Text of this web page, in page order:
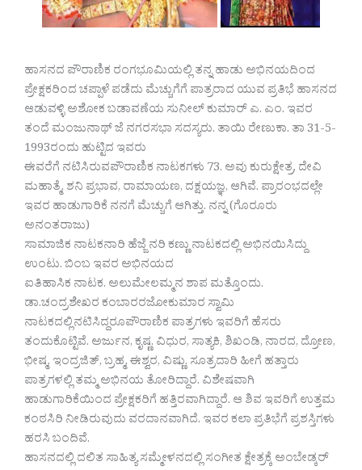
ಹಾಸನದ ಪೌರಾಣಿಕ ರಂಗಭೂಮಿಯಲ್ಲಿ ತನ್ನ ಹಾಡು ಅಭಿನಯದಿಂದ
ಪ್ರೇಕ್ಷಕರಿಂದ ಚಪ್ಪಾಳೆ ಪಡೆದು ಮೆಚ್ಚುಗೆಗೆ ಪಾತ್ರರಾದ ಯುವ ಪ್ರತಿಭೆ ಹಾಸನದ
ಆಡುವಳ್ಳಿ ಅಶೋಕ ಬಡಾವಣೆಯ ಸುನೀಲ್ ಕುಮಾರ್ ಎ. ಎಂ. ಇವರ
ತಂದೆ ಮಂಜುನಾಥ್ ಜೆ ನಗರಸಭಾ ಸದಸ್ಯರು. ತಾಯಿ ರೇಣುಕಾ. ತಾ 31-5-
1993ರಂದು ಹುಟ್ಟಿದ ಇವರು
ಈವರೆಗೆ ನಟಿಸಿರುವಪೌರಾಣಿಕ ನಾಟಕಗಳು 73. ಅವು ಕುರುಕ್ಷೇತ್ರ, ದೇವಿ
ಮಹಾತ್ಮೆ, ಶನಿ ಪ್ರಭಾವ, ರಾಮಾಯಣ, ದಕ್ಷಯಜ್ಞ, ಆಗಿವೆ. ಪ್ರಾರಂಭದಲ್ಲೇ
ಇವರ ಹಾಡುಗಾರಿಕೆ ನನಗೆ ಮೆಚ್ಚುಗೆ ಆಗಿತ್ತು. ನನ್ನ (ಗೊರೂರು
ಅನಂತರಾಜು)
ಸಾಮಾಜಿಕ ನಾಟಕನಾರಿ ಹೆಜ್ಜೆ ನರಿ ಕಣ್ಣು ನಾಟಕದಲ್ಲಿ ಅಭಿನಯಿಸಿದ್ದು
ಉಂಟು. ಬಿಂಬ ಇವರ ಅಭಿನಯದ
ಐತಿಹಾಸಿಕ ನಾಟಕ. ಅಲುಮೇಲಮ್ಮನ ಶಾಪ ಮತ್ತೊಂದು.
ಡಾ.ಚಂದ್ರಶೇಖರ ಕಂಬಾರರಜೋಕುಮಾರ ಸ್ವಾಮಿ
ನಾಟಕದಲ್ಲಿನಟಿಸಿದ್ದರೂಪೌರಾಣಿಕ ಪಾತ್ರಗಳು ಇವರಿಗೆ ಹೆಸರು
ತಂದುಕೊಟ್ಟಿವೆ. ಅರ್ಜುನ, ಕೃಷ್ಣ, ವಿಧುರ, ಸಾತ್ಯಕಿ, ಶಿಖಂಡಿ, ನಾರದ, ದ್ರೋಣ,
ಭೀಷ್ಮ, ಇಂದ್ರಜಿತ್, ಬ್ರಹ್ಮ, ಈಶ್ವರ, ವಿಷ್ಣು, ಸೂತ್ರದಾರಿ ಹೀಗೆ ಹತ್ತಾರು
ಪಾತ್ರಗಳಲ್ಲಿ ತಮ್ಮ ಅಭಿನಯ ತೋರಿದ್ದಾರೆ. ವಿಶೇಷವಾಗಿ
ಹಾಡುಗಾರಿಕೆಯಿಂದ ಪ್ರೇಕ್ಷಕರಿಗೆ ಹತ್ತಿರವಾಗಿದ್ದಾರೆ. ಆ ಶಿವ ಇವರಿಗೆ ಉತ್ತಮ
ಕಂಠಸಿರಿ ನೀಡಿರುವುದು ವರದಾನವಾಗಿದೆ. ಇವರ ಕಲಾ ಪ್ರತಿಭೆಗೆ ಪ್ರಶಸ್ತಿಗಳು
ಹರಸಿ ಬಂದಿವೆ.
ಹಾಸನದಲ್ಲಿ ದಲಿತ ಸಾಹಿತ್ಯ ಸಮ್ಮೇಳನದಲ್ಲಿ ಸಂಗೀತ ಕ್ಷೇತ್ರಕ್ಕೆ ಅಂಬೇಡ್ಕರ್